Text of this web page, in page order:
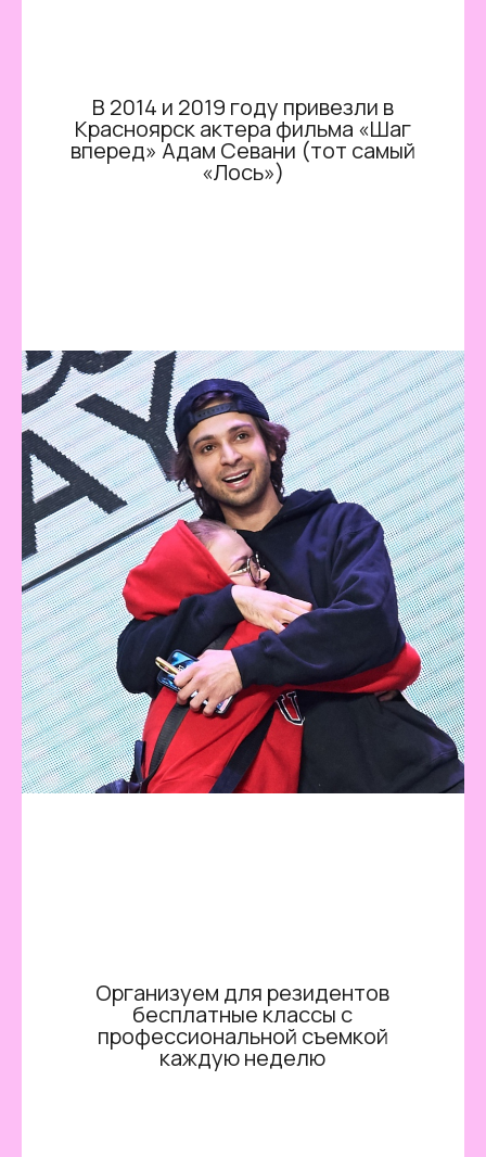
В 2014 и 2019 году привезли в
Красноярск актера фильма «Шаг
вперед» Адам Севани (тот самый
«Лось»)
Организуем для резидентов
бесплатные классы с
профессиональной съемкой
каждую неделю